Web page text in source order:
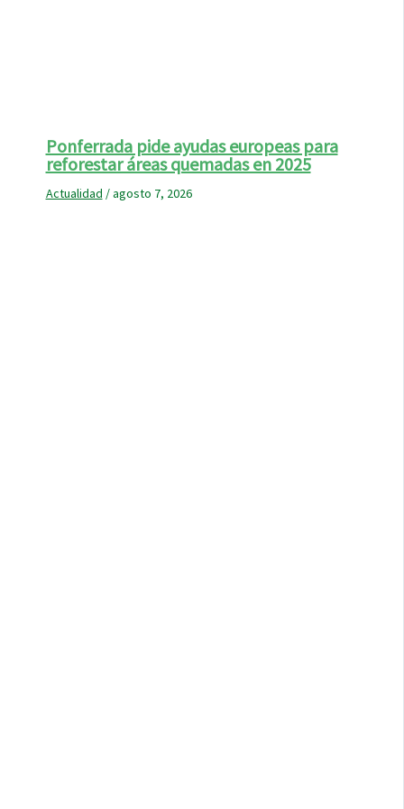
Ponferrada pide ayudas europeas para
reforestar áreas quemadas en 2025
Actualidad /agosto 7, 2026